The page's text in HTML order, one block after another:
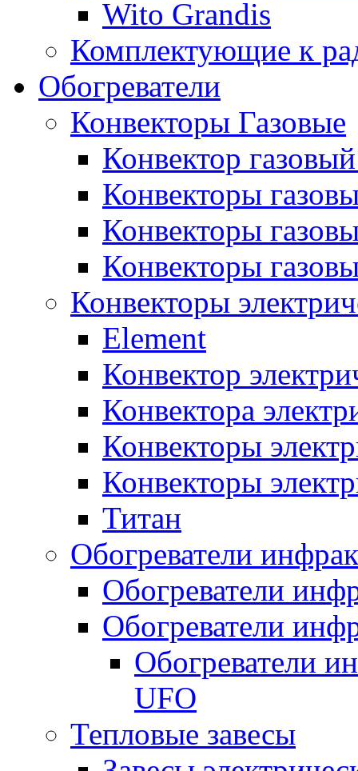
Wito Grandis
Комплектующие к
Обогреватели
Конвекторы Газовые
Конвектор
Конвекторы
Конвекторы
Конвекторы
Конвекторы
Element
Конвектор
Конвектора
Конвекторы
Конвекторы
Титан
Обогреватели
Обогреватели
Обогреватели
Обогреватели
UFO
Тепловые завесы